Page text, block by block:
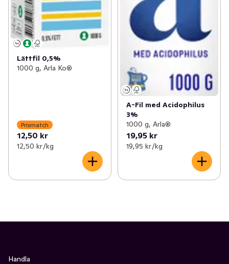
Lättfil 0,5%
1000 g, Arla Ko®
Prismatch
12,50 kr
12,50 kr /kg
A-Fil med Acidophilus
3%
1000 g, Arla®
19,95 kr
19,95 kr /kg
Handla